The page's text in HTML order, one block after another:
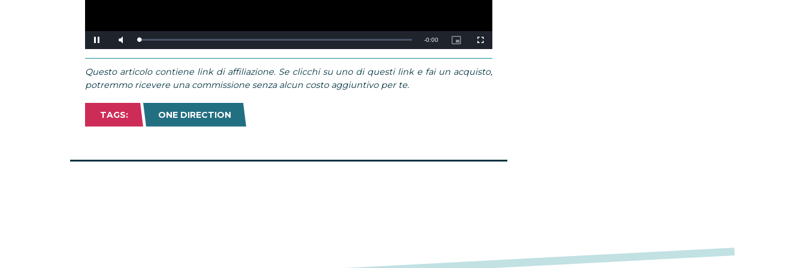
Pause Mute Loaded:
Remaining
TimeÃ‚
-0:00
Picture-
in-
Fullscreen
Questo articolo contiene link di affiliazione. Se clicchi su uno di questi link e fai un acquisto,
potremmo ricevere una commissione senza alcun costo aggiuntivo per te.
TAGS: ONE DIRECTION